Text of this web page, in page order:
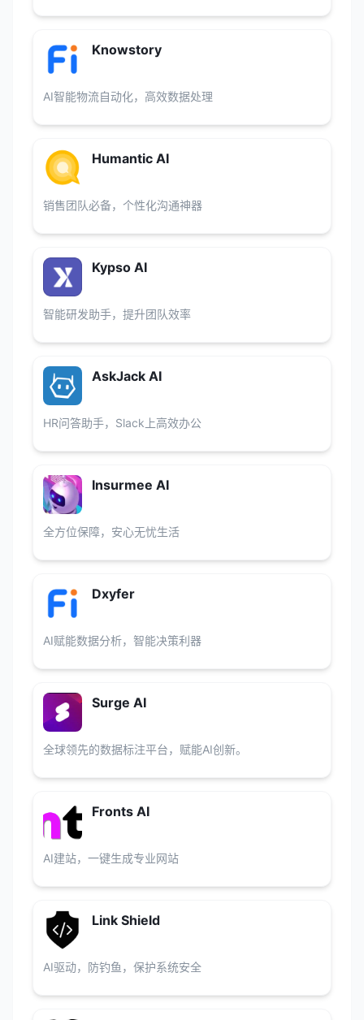
Knowstory
AI智能物流自动化，高效数据处理
Humantic AI
销售团队必备，个性化沟通神器
Kypso AI
智能研发助手，提升团队效率
AskJack AI
HR问答助手，Slack上高效办公
Insurmee AI
全方位保障，安心无忧生活
Dxyfer
AI赋能数据分析，智能决策利器
Surge AI
全球领先的数据标注平台，赋能AI创新。
Fronts AI
AI建站，一键生成专业网站
Link Shield
AI驱动，防钓鱼，保护系统安全